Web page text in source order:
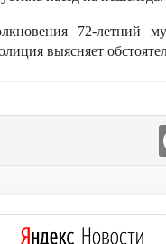
72-летний
выясняет